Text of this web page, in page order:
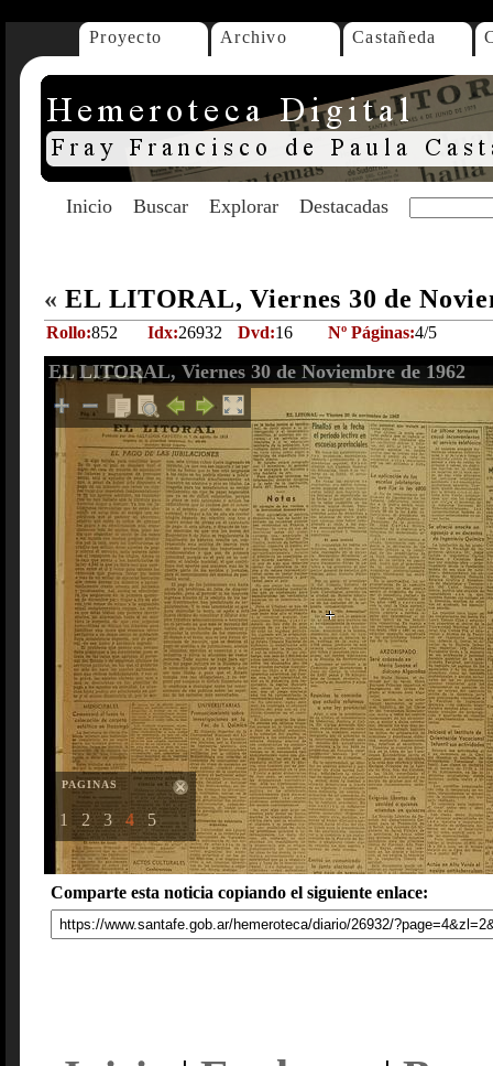
Proyecto Archivo Castañeda
Inicio Buscar Explorar Destacadas
« EL LITORAL, Viernes 30 de
Rollo:852 Idx:26932 Dvd:16 Nº Páginas:4/5
EL LITORAL, Viernes 30 de Noviembre de 1962
PAGINAS
1 2 3 4 5
Comparte esta noticia copiando el siguiente enlace: